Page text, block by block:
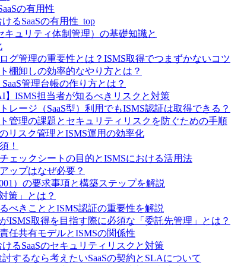
の有用性
るSaaSの有用性_top
キュリティ体制管理）の基礎知識と
グ管理の重要性とは？ISMS取得でつまずかないコツ
棚卸しの効率的なやり方とは？
SaaS管理台帳の作り方とは？
】ISMS担当者が知るべきリスクと対策
レージ（SaaS型）利用でもISMS認証は取得できる？
ト管理の課題とセキュリティリスクを防ぐための手順
リスク管理とISMS運用の効率化
！
ェックシートの目的とISMSにおける活用法
ップはなぜ必要？
）の要求事項と構築ステップを解説
策」とは？
べきこととISMS認証の重要性を解説
ISMS取得を目指す際に必須な「委託先管理」とは？
任共有モデルとISMSの関係性
るSaaSのセキュリティリスクと対策
するなら考えたいSaaSの契約とSLAについて